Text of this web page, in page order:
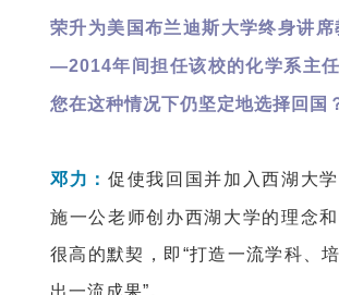
荣升为美国布兰迪斯大学终身讲
—2014年间担任该校的化学系主
您在这种情况下仍坚定地选择回国
邓力： 促使我回国并加入西湖大
施一公老师创办西湖大学的理念
很高的默契，即“打造一流学科、
出一流成果”。